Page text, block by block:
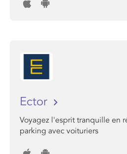
Ector
Voyagez l'esprit tranquille en
parking avec voituriers